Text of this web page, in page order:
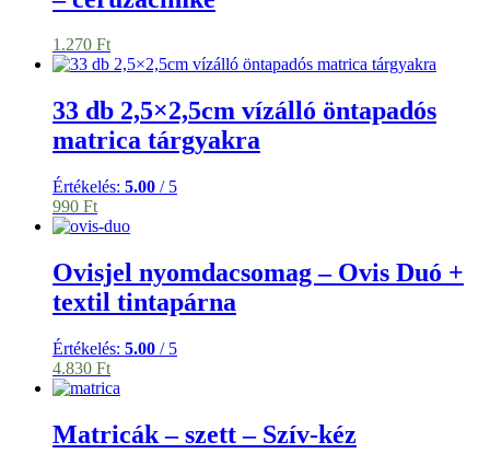
1.270 Ft
33 db 2,5×2,5cm vízálló öntapadós
matrica tárgyakra
Értékelés: 5.00 / 5
990 Ft
Ovisjel nyomdacsomag – Ovis Duó +
textil tintapárna
Értékelés: 5.00 / 5
4.830 Ft
Matricák – szett – Szív-kéz